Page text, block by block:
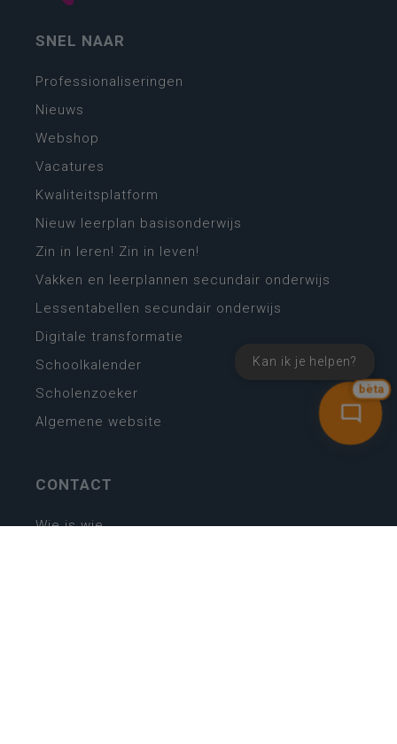
bèta
Kan ik je helpen?
SNEL NAAR
Professionaliseringen
Nieuws
Webshop
Vacatures
Kwaliteitsplatform
Nieuw leerplan basisonderwijs
Zin in leren! Zin in leven!
Vakken en leerplannen secundair onderwijs
Lessentabellen secundair onderwijs
Digitale transformatie
Schoolkalender
Scholenzoeker
Algemene website
CONTACT
Wie is wie